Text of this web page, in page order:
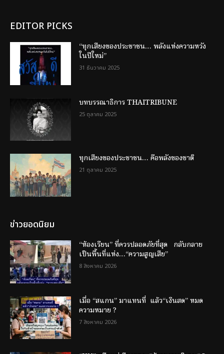
EDITOR PICKS
“ทุกเสียงของประชาชน… พลังแห่งความหวัง
ในปีใหม่”
31 ธันวาคม 2025
บทบรรณาธิการ THAITRIBUNE
25 ตุลาคม 2025
ทุกเสียงของประชาชน… คือพลังของชาติ
21 ตุลาคม 2025
ข่าวยอดนิยม
“ห้องเรียน” ที่ควรปลอดภัยที่สุด กลับกลาย
เป็นพื้นที่แห่ง…“ความสูญเสีย”
8 สิงหาคม 2026
เมื่อ “สแกน” มาแทนที่ แล้ว“เงินสด” หมด
ความหมาย ?
7 สิงหาคม 2026